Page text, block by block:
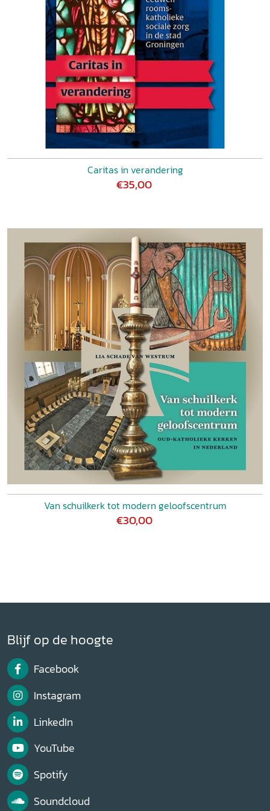
Caritas in verandering
€35,00
Van schuilkerk tot modern geloofscentrum
€30,00
Blijf op de hoogte
Facebook
Instagram
LinkedIn
YouTube
Spotify
Soundcloud